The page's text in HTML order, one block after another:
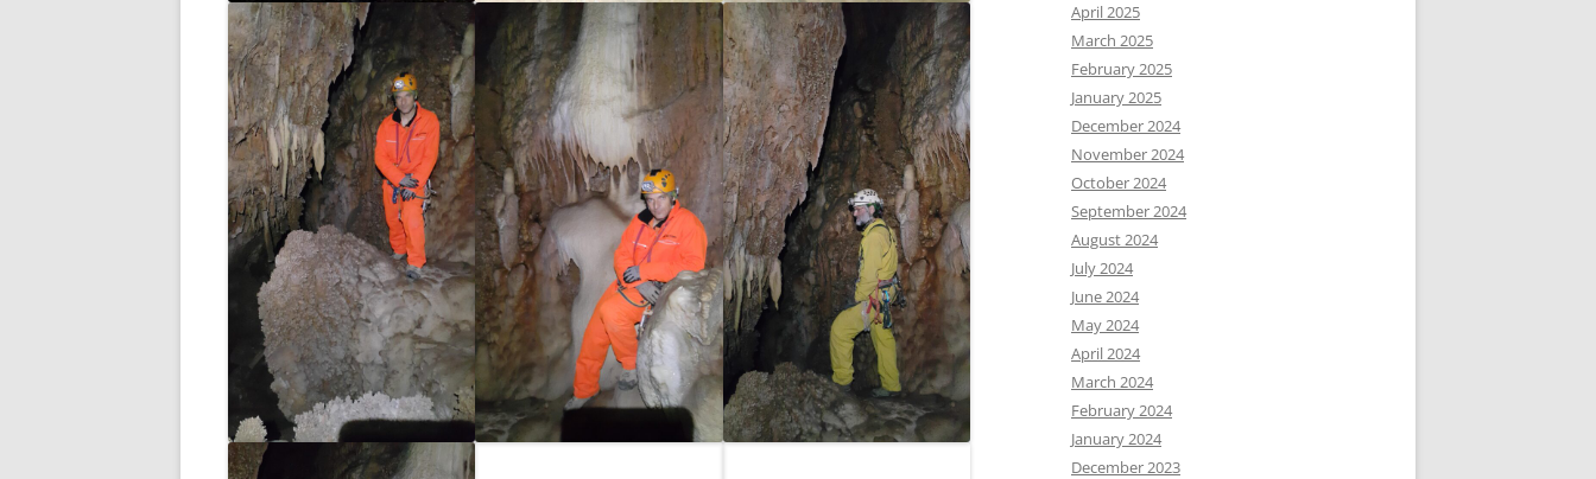
April 2025
March 2025
February 2025
January 2025
December 2024
November 2024
October 2024
September 2024
August 2024
July 2024
June 2024
May 2024
April 2024
March 2024
February 2024
January 2024
December 2023